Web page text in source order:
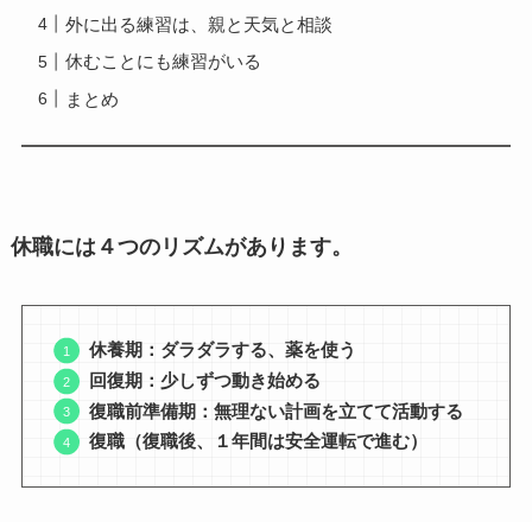
外に出る練習は、親と天気と相談
休むことにも練習がいる
まとめ
休職には４つのリズムがあります。
休養期：ダラダラする、薬を使う
回復期：少しずつ動き始める
復職前準備期：無理ない計画を立てて活動する
復職（復職後、１年間は安全運転で進む）